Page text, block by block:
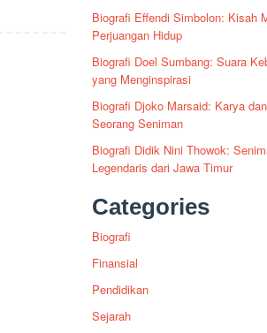
Biografi Effendi Simbolon: Kisah
Perjuangan Hidup
Biografi Doel Sumbang: Suara
yang Menginspirasi
Biografi Djoko Marsaid: Karya
Seorang Seniman
Biografi Didik Nini Thowok:
Legendaris dari Jawa Timur
Categories
Biografi
Finansial
Pendidikan
Sejarah